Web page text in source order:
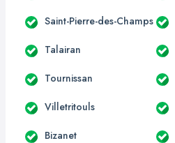
Saint-Pierre-des-Champs
Talairan
Tournissan
Villetritouls
Bizanet